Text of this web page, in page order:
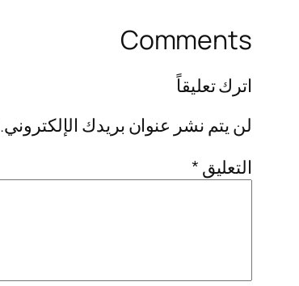
Comments
اترك تعليقاً
لن يتم نشر عنوان بريدك الإلكتروني.
التعليق *